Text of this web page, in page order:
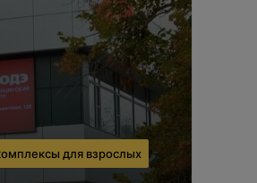
для взрослых